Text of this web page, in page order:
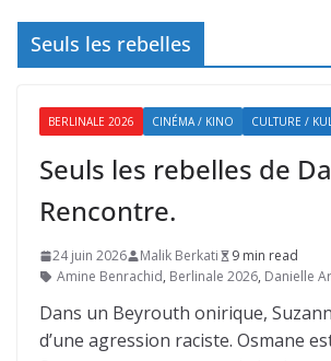
Seuls les rebelles
BERLINALE 2026 CINÉMA / KINO CULTURE /
Seuls les rebelles de
Rencontre.
24 juin 2026 Malik Berkati
9 min read
Amine Benrachid, Berlinale 2026, Danielle
Dans un Beyrouth onirique,
d’une agression raciste. Osmane